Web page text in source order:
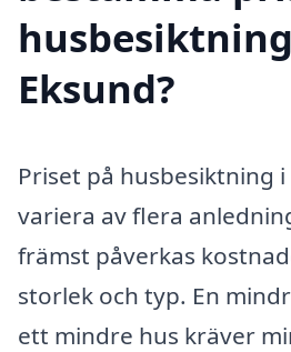
Eksund?
Priset på husbesiktning i
variera av flera
främst påverkas
storlek och typ. En
ett mindre hus kräver